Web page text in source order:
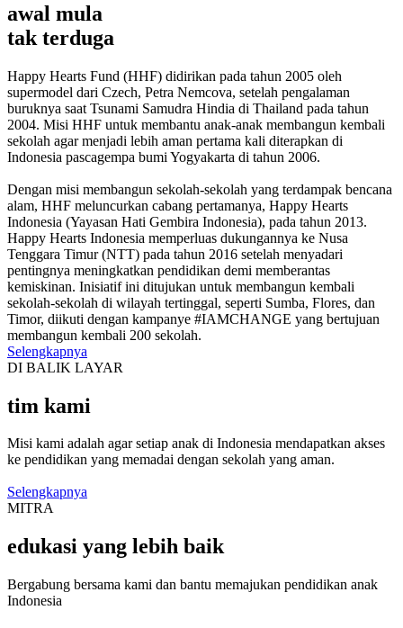
awal mula
tak terduga
Happy Hearts Fund (HHF) didirikan pada tahun 2005 oleh
supermodel dari Czech, Petra Nemcova, setelah pengalaman
buruknya saat Tsunami Samudra Hindia di Thailand pada tahun
2004. Misi HHF untuk membantu anak-anak membangun kembali
sekolah agar menjadi lebih aman pertama kali diterapkan di
Indonesia pascagempa bumi Yogyakarta di tahun 2006.
Dengan misi membangun sekolah-sekolah yang terdampak bencana
alam, HHF meluncurkan cabang pertamanya, Happy Hearts
Indonesia (Yayasan Hati Gembira Indonesia), pada tahun 2013.
Happy Hearts Indonesia memperluas dukungannya ke Nusa
Tenggara Timur (NTT) pada tahun 2016 setelah menyadari
pentingnya meningkatkan pendidikan demi memberantas
kemiskinan. Inisiatif ini ditujukan untuk membangun kembali
sekolah-sekolah di wilayah tertinggal, seperti Sumba, Flores, dan
Timor, diikuti dengan kampanye #IAMCHANGE yang bertujuan
membangun kembali 200 sekolah.
Selengkapnya
DI BALIK LAYAR
tim kami
Misi kami adalah agar setiap anak di Indonesia mendapatkan akses
ke pendidikan yang memadai dengan sekolah yang aman.
Selengkapnya
MITRA
edukasi yang lebih baik
Bergabung bersama kami dan bantu memajukan pendidikan anak
Indonesia